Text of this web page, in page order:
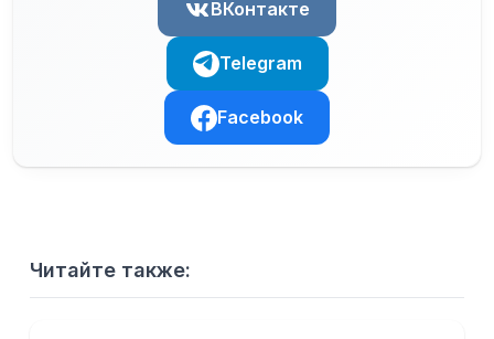
ВКонтакте
Telegram
Facebook
Читайте также: